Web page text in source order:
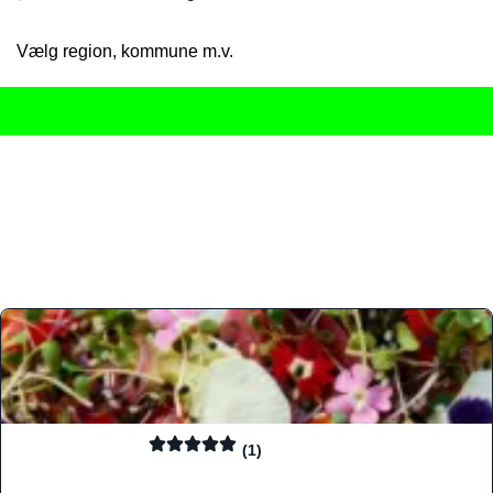
Vælg region, kommune m.v.
(1)